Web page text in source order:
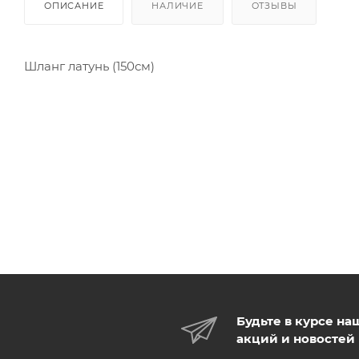
ОПИСАНИЕ НАЛИЧИЕ ОТЗЫВЫ
Шланг латунь (150см)
Будьте в курсе
акций и новостей